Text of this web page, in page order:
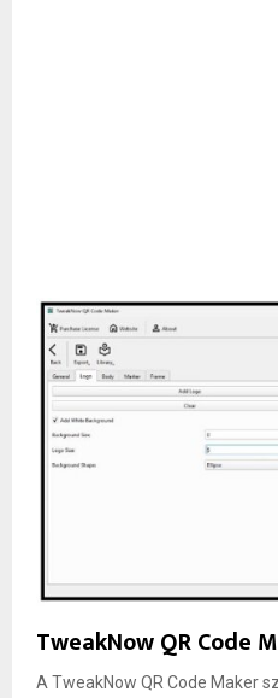
TweakNow QR Code
A TweakNow QR Code Maker